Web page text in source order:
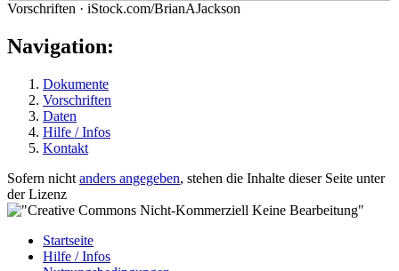
Vorschriften · iStock.com/BrianAJackson
Navigation:
Dokumente
Vorschriften
Daten
Hilfe / Infos
Kontakt
Sofern nicht anders angegeben, stehen die Inhalte dieser Seite unter
der Lizenz
Startseite
Hilfe / Infos